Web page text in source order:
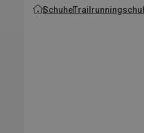
Schuhe